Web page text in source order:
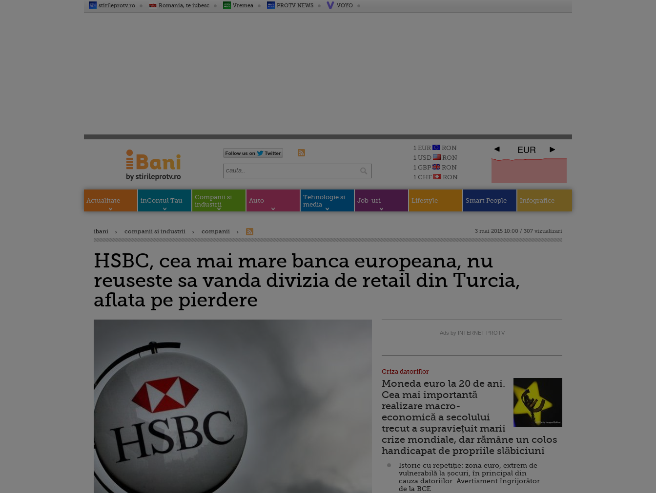
stirileprotv.ro Romania, te iubesc Vremea PROTV NEWS VOYO
1 EUR
RON
1 USD
RON
1 GBP
RON
1 CHF
RON
EUR
Actualitate inContul Tau
Companii si
industrii
Auto
Tehnologie si
media
Job-uri Lifestyle Smart People Infografice
ibani companii si industrii companii 3 mai 2015 10:00 / 307 vizualizari
HSBC, cea mai mare banca europeana, nu
reuseste sa vanda divizia de retail din Turcia,
aflata pe pierdere
Ads by INTERNET PROTV
Criza datoriilor
Moneda euro la 20 de ani.
Cea mai importantă
realizare macro-
economică a secolului
trecut a supraviețuit marii
crize mondiale, dar rămâne un colos
handicapat de propriile slăbiciuni
Istorie cu repetiție: zona euro, extrem de
vulnerabilă la șocuri, în principal din
cauza datoriilor. Avertisment îngrijorător
de la BCE